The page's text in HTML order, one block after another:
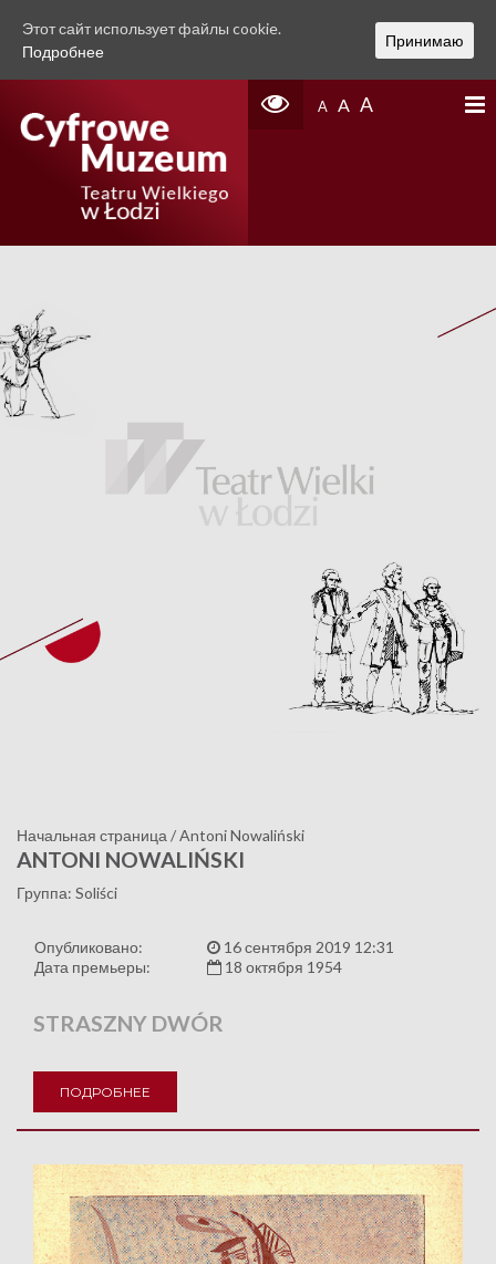
A A A
Начальная страница /Antoni Nowaliński
ANTONI NOWALIŃSKI
Группа: Soliści
Опубликовано:
16 сентября 2019 12:31
Дата премьеры:
18 октября 1954
STRASZNY DWÓR
ПОДРОБНЕЕ
Этот сайт использует файлы cookie.
Подробнее
Принимаю